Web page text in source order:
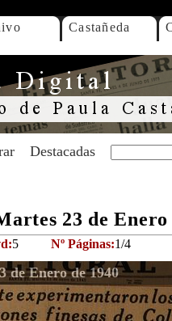
Castañeda
Destacadas
23 de Enero
5 Nº Páginas:1/4
Enero de 1940